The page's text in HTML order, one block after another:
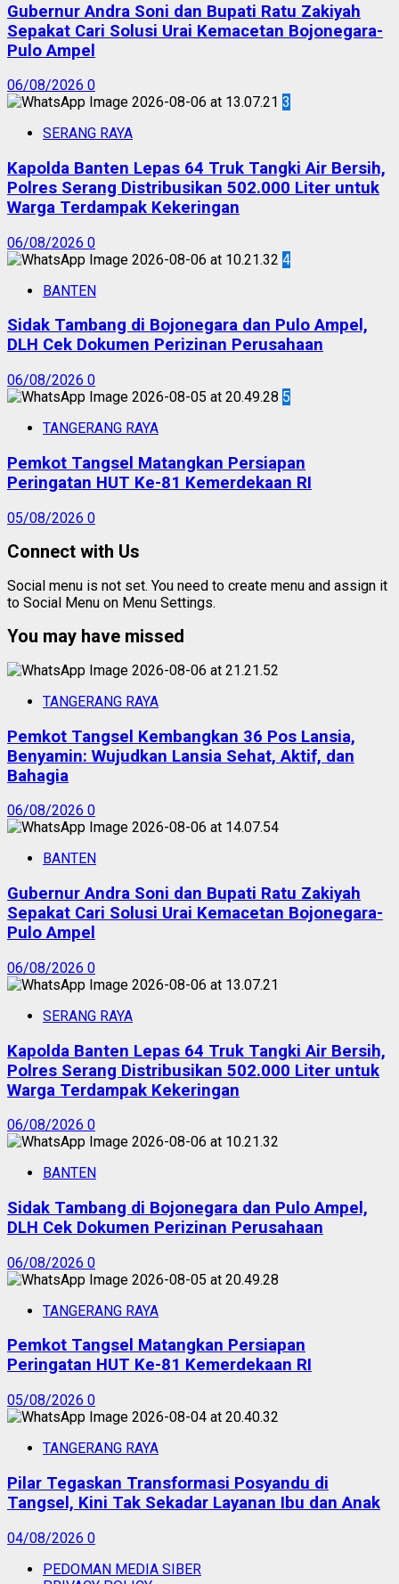
Gubernur Andra Soni dan Bupati Ratu Zakiyah
Sepakat Cari Solusi Urai Kemacetan Bojonegara-
Pulo Ampel
06/08/2026 0
3
SERANG RAYA
Kapolda Banten Lepas 64 Truk Tangki Air Bersih,
Polres Serang Distribusikan 502.000 Liter untuk
Warga Terdampak Kekeringan
06/08/2026 0
4
BANTEN
Sidak Tambang di Bojonegara dan Pulo Ampel,
DLH Cek Dokumen Perizinan Perusahaan
06/08/2026 0
5
TANGERANG RAYA
Pemkot Tangsel Matangkan Persiapan
Peringatan HUT Ke-81 Kemerdekaan RI
05/08/2026 0
Connect with Us
Social menu is not set. You need to create menu and assign it
to Social Menu on Menu Settings.
You may have missed
TANGERANG RAYA
Pemkot Tangsel Kembangkan 36 Pos Lansia,
Benyamin: Wujudkan Lansia Sehat, Aktif, dan
Bahagia
06/08/2026 0
BANTEN
Gubernur Andra Soni dan Bupati Ratu Zakiyah
Sepakat Cari Solusi Urai Kemacetan Bojonegara-
Pulo Ampel
06/08/2026 0
SERANG RAYA
Kapolda Banten Lepas 64 Truk Tangki Air Bersih,
Polres Serang Distribusikan 502.000 Liter untuk
Warga Terdampak Kekeringan
06/08/2026 0
BANTEN
Sidak Tambang di Bojonegara dan Pulo Ampel,
DLH Cek Dokumen Perizinan Perusahaan
06/08/2026 0
TANGERANG RAYA
Pemkot Tangsel Matangkan Persiapan
Peringatan HUT Ke-81 Kemerdekaan RI
05/08/2026 0
TANGERANG RAYA
Pilar Tegaskan Transformasi Posyandu di
Tangsel, Kini Tak Sekadar Layanan Ibu dan Anak
04/08/2026 0
PEDOMAN MEDIA SIBER